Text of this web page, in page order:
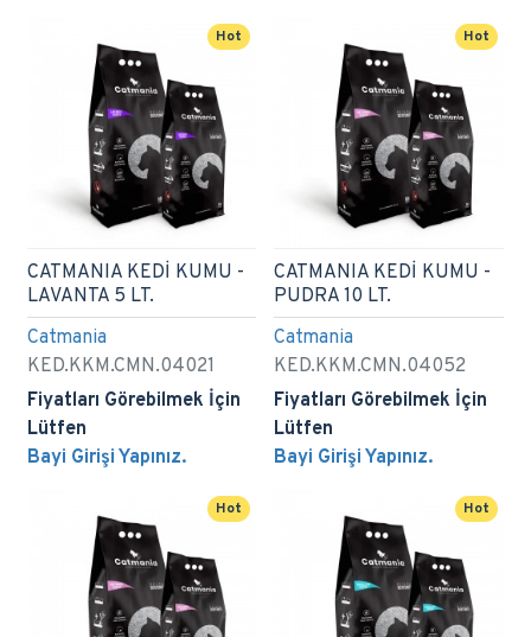
Hot
Catmania
KED.KKM.CMN.04021
CATMANIA KEDİ KUMU -
LAVANTA 5 LT.
Fiyatları Görebilmek İçin
Lütfen
Bayi Girişi Yapınız.
Hot
Catmania
KED.KKM.CMN.04052
CATMANIA KEDİ KUMU -
PUDRA 10 LT.
Fiyatları Görebilmek İçin
Lütfen
Bayi Girişi Yapınız.
Hot Hot